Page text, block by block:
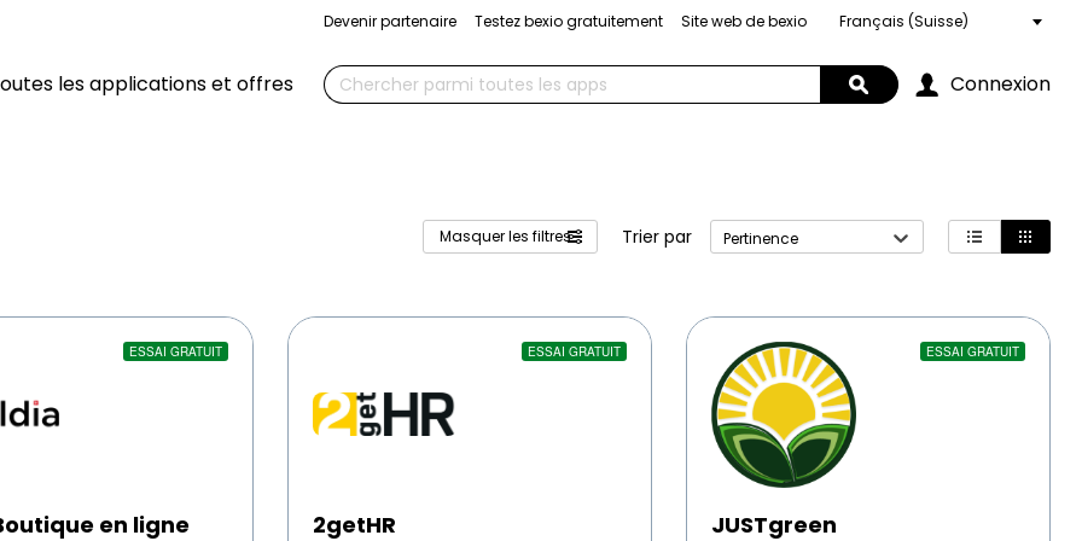
Devenir partenaire Testez bexio gratuitement Site web de bexio
Choose
language
les applications et offres Chercher
Search Connexion
Masquer les filtres Trier par Pertinence
Mode
Liste Grille
ESSAI GRATUIT
en ligne
2getHR
ESSAI GRATUIT
2getHR
JUSTgreen
ESSAI GRATUIT
JUSTgreen